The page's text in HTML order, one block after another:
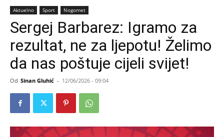
Aktuelno Sport Nogomet
Sergej Barbarez: Igramo za
rezultat, ne za ljepotu! Želimo
da nas poštuje cijeli svijet!
Od Sinan Gluhić - 12/06/2026 - 09:04